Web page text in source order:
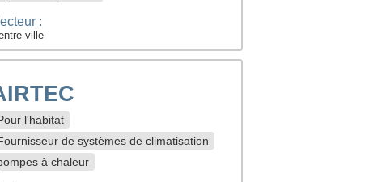
:
ville
l'habitat
de systèmes de climatisation
à chaleur